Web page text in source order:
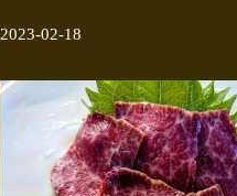
2023-02-18